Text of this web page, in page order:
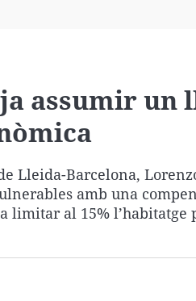
assumir un
Lleida-Barcelona,
amb una
limitar al 15%